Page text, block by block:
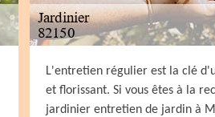
L'entretien régulier est la clé
et florissant. Si vous êtes à la
jardinier entretien de jardin à